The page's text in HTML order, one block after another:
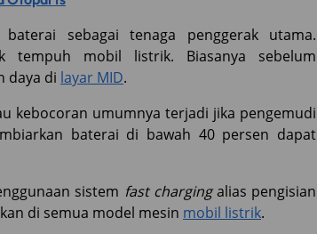
sebagai tenaga penggerak utama.
tempuh mobil listrik. Biasanya sebelum
daya di layar MID.
kebocoran umumnya terjadi jika pengemudi
baterai di bawah 40 persen dapat
sistem fast chargingalias pengisian
di semua model mesin mobil listrik.